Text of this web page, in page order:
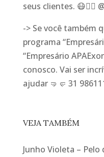
seus clientes. 😷👩‍⚕️
-> Se você também
programa
“Empresário
conosco. Vai ser
ajudar 🤜🤛 31
VEJA TAMBÉM
Junho Violeta –